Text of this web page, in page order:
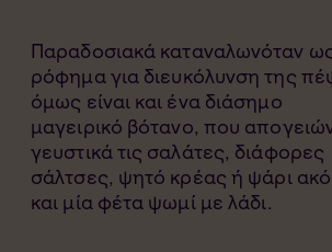
Παραδοσιακά καταναλωνόταν
ρόφημα για διευκόλυνση της
όμως είναι και ένα διάσημο
μαγειρικό βότανο, που
γευστικά τις σαλάτες, διάφορες
σάλτσες, ψητό κρέας ή ψάρι
και μία φέτα ψωμί με λάδι.